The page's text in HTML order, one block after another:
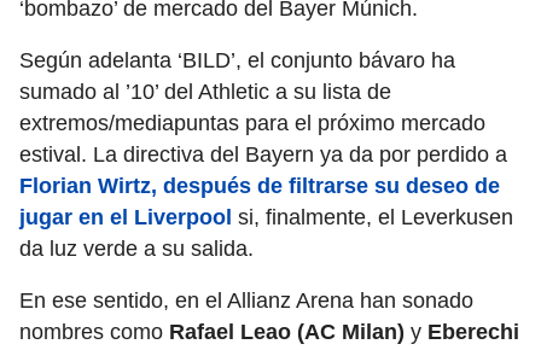
‘bombazo’ de mercado del Bayer Múnich.
Según adelanta ‘BILD’, el conjunto bávaro ha
sumado al ’10’ del Athletic a su lista de
extremos/mediapuntas para el próximo mercado
estival. La directiva del Bayern ya da por perdido a
Florian Wirtz, después de filtrarse su deseo de
jugar en el Liverpool si, finalmente, el Leverkusen
da luz verde a su salida.
En ese sentido, en el Allianz Arena han sonado
nombres como Rafael Leao (AC Milan) y Eberechi